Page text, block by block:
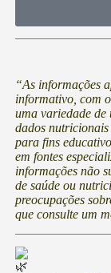
“As informações
informativo, com
uma variedade de
dados nutricionais
para fins
em fontes
informações não
de saúde ou
preocupações
que consulte um